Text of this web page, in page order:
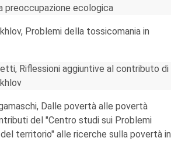
preoccupazione ecologica
Problemi della tossicomania in
Riflessioni aggiuntive al contributo di
Dalle povertà alle povertà
del "Centro studi sui Problemi
territorio" alle ricerche sulla povertà in